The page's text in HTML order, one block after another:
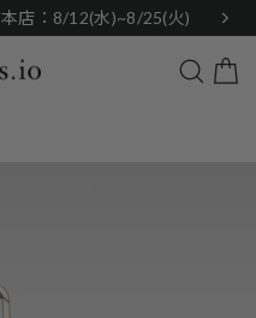
店：8/12(水)~8/25(火)
Search